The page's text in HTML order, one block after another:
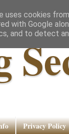
Privacy Policy
uses cookies
with Google
and to detect